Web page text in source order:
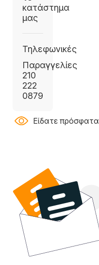
κατάστημα
μας
Τηλεφωνικές
Παραγγελίες
210
222
0879
Είδατε πρόσφατα